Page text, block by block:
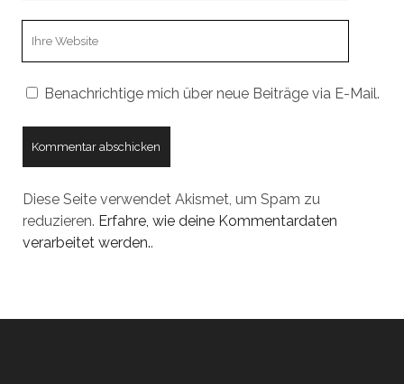
Benachrichtige mich über neue Beiträge via E-Mail.
Diese Seite verwendet Akismet, um Spam zu
reduzieren. Erfahre, wie deine Kommentardaten
verarbeitet werden..